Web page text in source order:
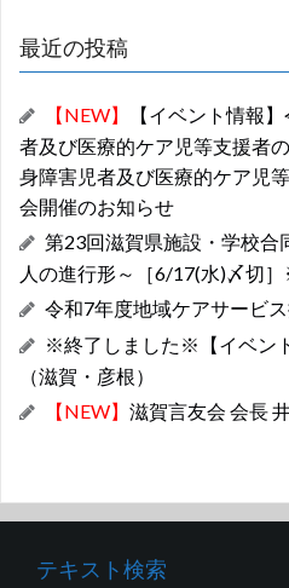
e
o
o
k
itt
A
p
最近の投稿
【NEW】
【イベント情報
者及び医療的ケア児等支援者
身障害児者及び医療的ケア児
会開催のお知らせ
第23回滋賀県施設・学校合
人の進行形～［6/17(水)〆切
令和7年度地域ケアサービ
※終了しました※【イベン
（滋賀・彦根）
【NEW】 滋賀言友会 会長
テキスト検索